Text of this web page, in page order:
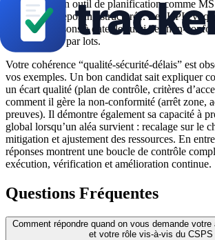
mentionnez un outil de planification comme
méthode de reporting structurée. Les KPI
taux de livraisons à date, le suivi des non-
l’avancement par lots.
Votre cohérence “qualité-sécurité-délais” est
vos exemples. Un bon candidat sait expliquer
un écart qualité (plan de contrôle, critères
comment il gère la non-conformité (arrêt zone,
preuves). Il démontre également sa capacité à
global lorsqu’un aléa survient : recalage sur le
mitigation et ajustement des ressources. En
réponses montrent une boucle de contrôle
exécution, vérification et amélioration continue.
Questions Fréquentes
Comment répondre quand on vous demande
et votre rôle vis-à-vis du CSPS